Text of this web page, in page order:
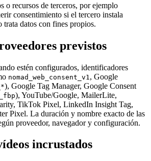
o recursos de terceros, por ejemplo
consentimiento si el tercero instala
trata datos con fines propios.
previstos
estén configurados, identificadores
nomad_web_consent_v1 , Google
), Google Tag Manager, Google Consent
_fbp), YouTube/Google, MailerLite,
TikTok Pixel, LinkedIn Insight Tag,
Pixel. La duración y nombre exacto de las
proveedor, navegador y configuración.
incrustados